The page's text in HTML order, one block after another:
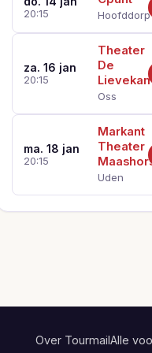
20:15 Hoofddorp
za. 16 jan
20:15
Theater
De
Oss
ma. 18 jan
20:15
Markant
Theater
Maashorst
Uden
Over TourmailAlle